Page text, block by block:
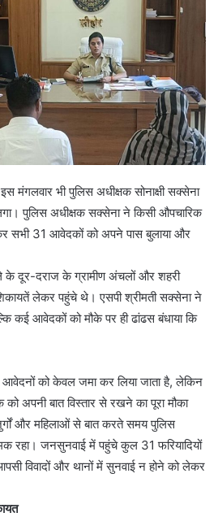
मंगलवार भी पुलिस अधीक्षक सोनाक्षी सक्सेना
पुलिस अधीक्षक सक्सेना ने किसी औपचारिक
सभी 31 आवेदकों को अपने पास बुलाया और
दूर-दराज के ग्रामीण अंचलों और शहरी
लेकर पहुंचे थे। एसपी श्रीमती सक्सेना ने
कई आवेदकों को मौके पर ही ढांढस बंधाया कि
को केवल जमा कर लिया जाता है, लेकिन
अपनी बात विस्तार से रखने का पूरा मौका
और महिलाओं से बात करते समय पुलिस
रहा। जनसुनवाई में पहुंचे कुल 31 फरियादियों
विवादों और थानों में सुनवाई न होने को लेकर